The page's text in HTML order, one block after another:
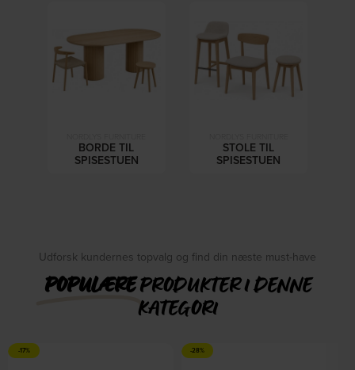
BORDE TIL
SPISESTUEN
STOLE TIL
SPISESTUEN
Udforsk kundernes topvalg og find din næste must-have
POPULÆREPRODUKTER I DENNE
KATEGORI
-17% -28%